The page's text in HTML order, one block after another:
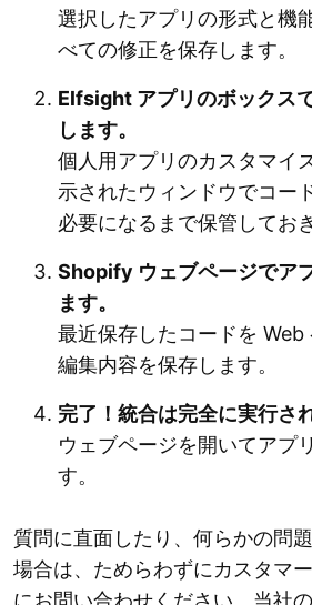
選択したアプリの形式と機
べての修正を保存します。
Elfsight アプリのボックス
します。
個人用アプリのカスタマイ
示されたウィンドウでコー
必要になるまで保管してお
Shopify ウェブページでア
ます。
最近保存したコードを Web
編集内容を保存します。
完了！統合は完全に実行さ
ウェブページを開いてアプ
す。
質問に直面したり、何らかの問
場合は、ためらわずにカスタマ
にお問い合わせください。当社